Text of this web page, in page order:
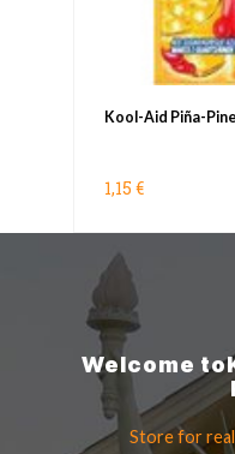
Kool-Aid Piña-
1,15 €
Welcome to
Store for